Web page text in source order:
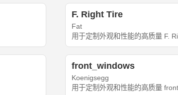
F. Right Tire
Fat
用于定制外观和性能的高质量 F.
front_windows
Koenigsegg
用于定制外观和性能的高质量